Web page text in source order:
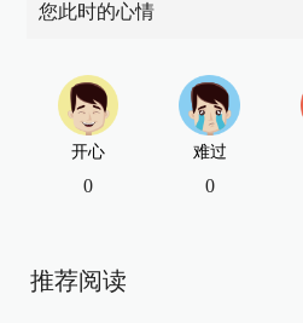
您此时的心情
开心
0
难过
0
推荐阅读